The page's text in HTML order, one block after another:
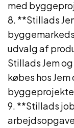
med
8. **Stillads
udvalg af
Stillads Jem
købes hos
9. **Stillads